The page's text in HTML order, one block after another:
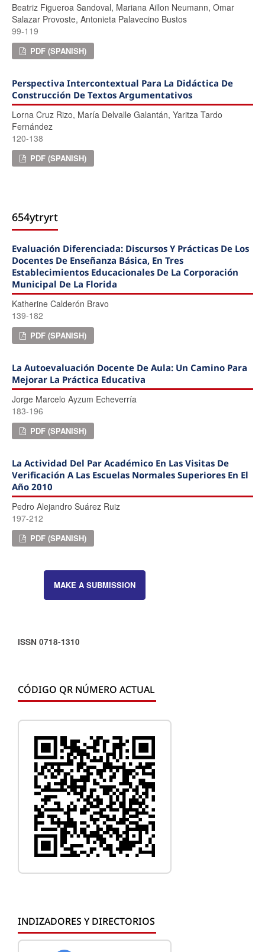
Beatriz Figueroa Sandoval, Mariana Aillon Neumann, Omar
Salazar Provoste, Antonieta Palavecino Bustos
99-119
PDF (SPANISH)
Perspectiva Intercontextual Para La Didáctica De
Construcción De Textos Argumentativos
Lorna Cruz Rizo, Marí­a Delvalle Galantán, Yaritza Tardo
Fernández
120-138
PDF (SPANISH)
654ytryrt
Evaluación Diferenciada: Discursos Y Prácticas De Los
Docentes De Enseñanza Básica, En Tres
Establecimientos Educacionales De La Corporación
Municipal De La Florida
Katherine Calderón Bravo
139-182
PDF (SPANISH)
La Autoevaluación Docente De Aula: Un Camino Para
Mejorar La Práctica Educativa
Jorge Marcelo Ayzum Echeverrí­a
183-196
PDF (SPANISH)
La Actividad Del Par Académico En Las Visitas De
Verificación A Las Escuelas Normales Superiores En El
Año 2010
Pedro Alejandro Suárez Ruiz
197-212
PDF (SPANISH)
MAKE A SUBMISSION
ISSN 0718-1310
CÓDIGO QR NÚMERO ACTUAL
INDIZADORES Y DIRECTORIOS